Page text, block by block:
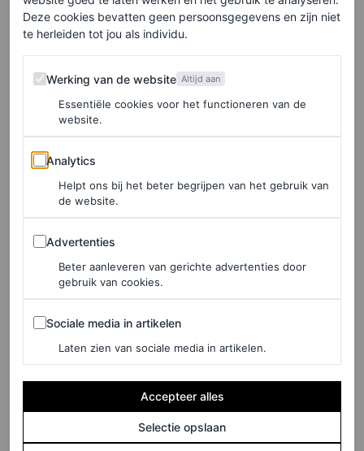
kledingcollages uit zijn jeugd bevatte (een kitten,
toen ze aan het daten waren.
Station to Stationis een album en nummer van David
Bowie uit 1976 dat een prominente rol speelde in
Christiane F. Deze film is favoriet van de ontwerper (in
2018 lanceerde hij een capsulecollectie geïnspireerd op
de film). Ook is Bowie al lang een inspiratie voor
Simons: in zijn eerste collectie waren T-shirts
gezeefdrukt met afbeeldingen van het albumAladdin
Saneen zijn debuutshow bij Calvin Klein opende met
Bowies nummerThis Is Not America
De volgende keer dat we Simons zien, is in januari
menswear
modeshow in Milaan. Sinds
begin 2020 is hij co-creative director van het Italiaanse
modehuis.
Deze cookies bevatten geen persoonsgegevens en zijn niet
te herleiden tot jou als individu.
Werking van de website
Werking van de website Altijd aan
Essentiële cookies voor het functioneren van de
website.
Analytics
Analytics
Helpt ons bij het beter begrijpen van het gebruik van
de website.
Advertenties
Advertenties
Beter aanleveren van gerichte advertenties door
gebruik van cookies.
Sociale media in artikelen
Sociale media in artikelen
Laten zien van sociale media in artikelen.
Accepteer alles
Selectie opslaan